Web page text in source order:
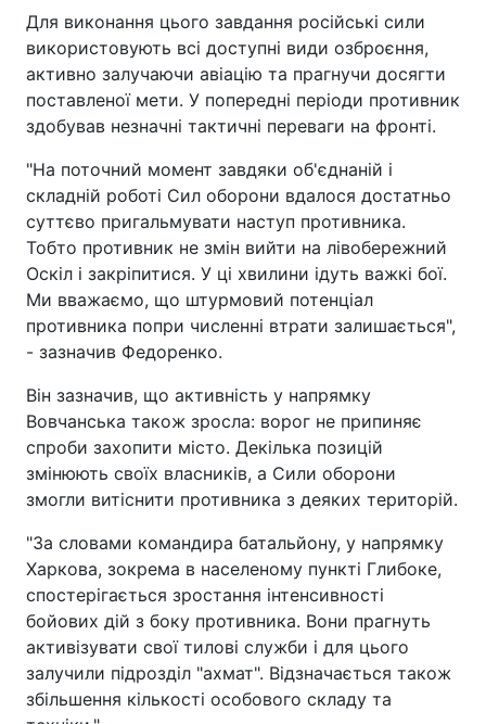
Для виконання цього завдання російські сили
використовують всі доступні види озброєння,
активно залучаючи авіацію та прагнучи досягти
поставленої мети. У попередні періоди противник
здобував незначні тактичні переваги на фронті.
"На поточний момент завдяки об'єднаній і
складній роботі Сил оборони вдалося достатньо
суттєво пригальмувати наступ противника.
Тобто противник не змін вийти на лівобережний
Оскіл і закріпитися. У ці хвилини ідуть важкі бої.
Ми вважаємо, що штурмовий потенціал
противника попри численні втрати залишається",
- зазначив Федоренко.
Він зазначив, що активність у напрямку
Вовчанська також зросла: ворог не припиняє
спроби захопити місто. Декілька позицій
змінюють своїх власників, а Сили оборони
змогли витіснити противника з деяких територій.
"За словами командира батальйону, у напрямку
Харкова, зокрема в населеному пункті Глибоке,
спостерігається зростання інтенсивності
бойових дій з боку противника. Вони прагнуть
активізувати свої тилові служби і для цього
залучили підрозділ "ахмат". Відзначається також
збільшення кількості особового складу та